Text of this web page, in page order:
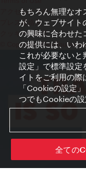
アクセシビリティ
プレス連絡先
クッキーの設定
© Copyright
もちろん無理な
が、ウェブサイト
の興味に合わせた
の提供には、いわ
これが必要ないと
設定」で標準設定
イトをご利用の際
「Cookieの設定
つでもCookieの設
全ての